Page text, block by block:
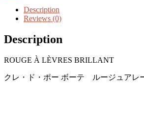
Pocket
Description
Reviews (0)
Description
ROUGE À LÈVRES BRILLANT
クレ・ド・ポー ボーテ ルージュアレ